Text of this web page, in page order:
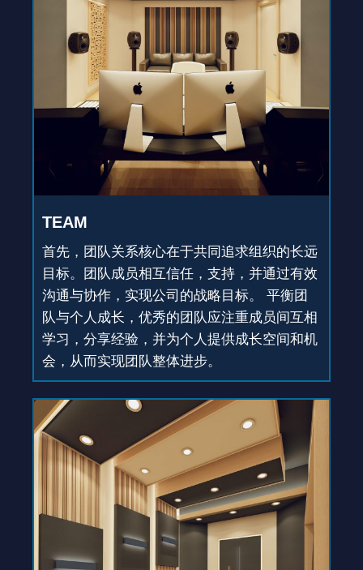
TEAM
首先，团队关系核心在于共同追求组织的长远
目标。团队成员相互信任，支持，并通过有效
沟通与协作，实现公司的战略目标。 平衡团
队与个人成长，优秀的团队应注重成员间互相
学习，分享经验，并为个人提供成长空间和机
会，从而实现团队整体进步。